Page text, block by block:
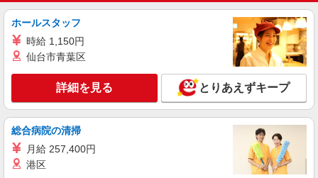
≪信濃町駅≫年齢不問！０からスタートでも活
時給1650円〜2312円 ＜日払い有/週払い有/交
キープ 詳細を見る
派遣社員
株式会社kotrio /●SW-H1-2100383
市ケ谷駅｜家庭と両立できる＊デイサービス看
ホールスタッフ
時給 1,150円
仙台市青葉区
詳細を見る とりあえずキープ
総合病院の清掃
月給 257,400円
港区